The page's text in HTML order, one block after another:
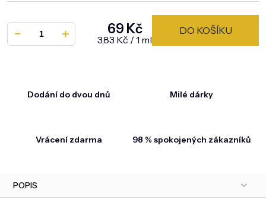
69 Kč
Měrná cena:
3,83 Kč / 1 ml
DO KOŠÍKU
Dodání do dvou dnů Milé dárky
Vrácení zdarma 98 % spokojených zákazníků
POPIS